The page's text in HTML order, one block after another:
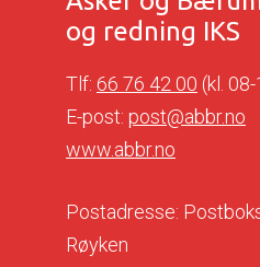
og redning IKS
Tlf: 66 76 42 00 (kl.
E-post: post@abbr.no
www.abbr.no
Postadresse:
Røyken